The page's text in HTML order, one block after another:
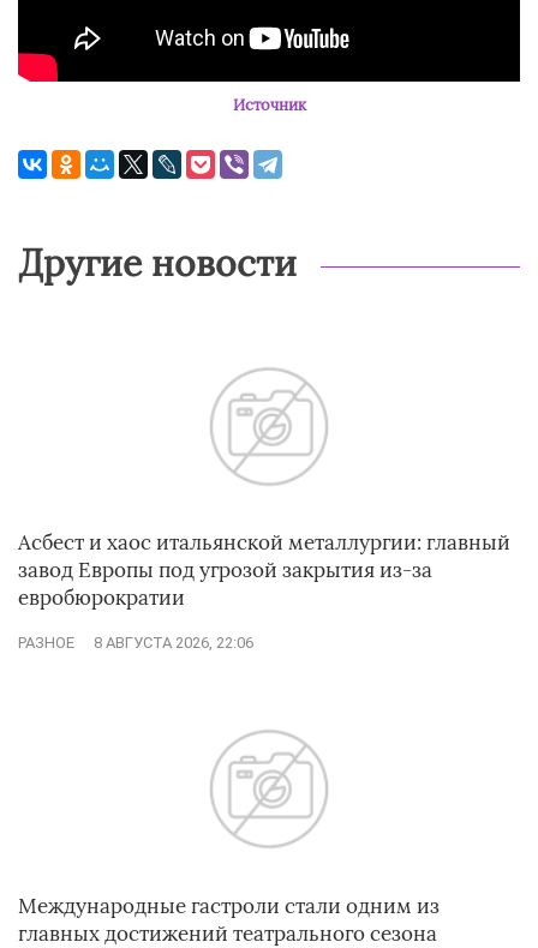
Источник
Другие новости
Асбест и хаос итальянской металлургии: главный
завод Европы под угрозой закрытия из-за
евробюрократии
РАЗНОЕ 8 АВГУСТА 2026, 22:06
Международные гастроли стали одним из
главных достижений театрального сезона